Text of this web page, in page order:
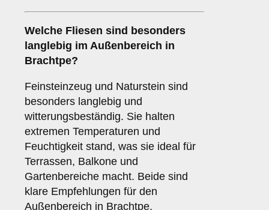
Welche Fliesen sind besonders
langlebig im Außenbereich in
Brachtpe?
Feinsteinzeug und Naturstein sind
besonders langlebig und
witterungsbeständig. Sie halten
extremen Temperaturen und
Feuchtigkeit stand, was sie ideal für
Terrassen, Balkone und
Gartenbereiche macht. Beide sind
klare Empfehlungen für den
Außenbereich in Brachtpe.